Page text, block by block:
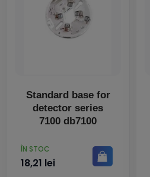
Standard base for
detector series
7100 db7100
PRET
ÎN STOC
18,21 lei